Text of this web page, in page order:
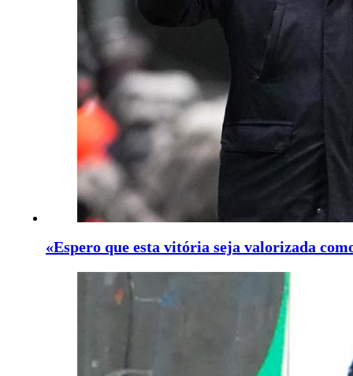
«Espero que esta vitória seja valorizada